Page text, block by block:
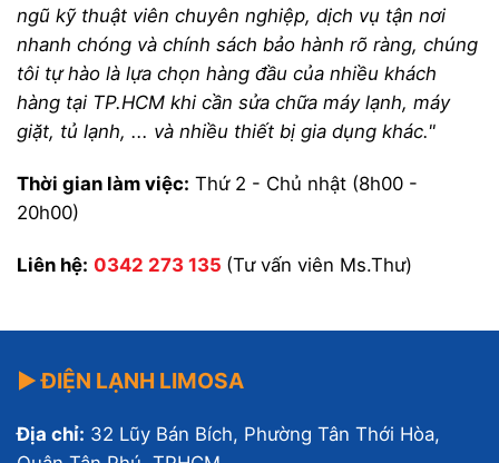
ngũ kỹ thuật viên chuyên nghiệp, dịch vụ tận nơi
nhanh chóng và chính sách bảo hành rõ ràng, chúng
tôi tự hào là lựa chọn hàng đầu của nhiều khách
hàng tại TP.HCM khi cần sửa chữa máy lạnh, máy
giặt, tủ lạnh, ... và nhiều thiết bị gia dụng khác."
Thời gian làm việc: Thứ 2 - Chủ nhật (8h00 -
20h00)
Liên hệ: 0342 273 135 (Tư vấn viên Ms.Thư)
▶ ĐIỆN LẠNH LIMOSA
Địa chỉ: 32 Lũy Bán Bích, Phường Tân Thới Hòa,